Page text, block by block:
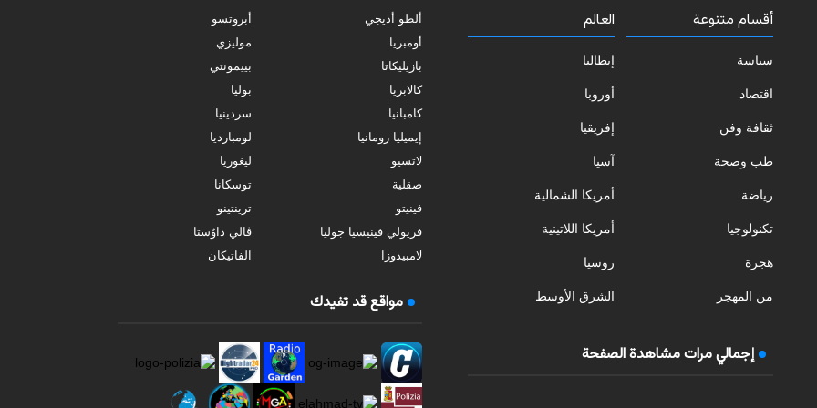
أقسام متنوعة
سياسة
اقتصاد
ثقافة وفن
طب وصحة
رياضة
تكنولوجيا
هجرة
من المهجر
العالم
إيطاليا
أوروبا
إفريقيا
آسيا
أمريكا الشمالية
أمريكا اللاتينية
روسيا
الشرق الأوسط
إجمالي مرات مشاهدة الصفحة
ألطو أديجي
أبروتسو
أومبريا
موليزي
بازيليكاتا
بييمونتي
كالابريا
بوليا
كامبانيا
سردينيا
إيميليا رومانيا
لومبارديا
لاتسيو
ليغوريا
صقلية
توسكانا
فينيتو
ترينتينو
فريولي فينيسيا جوليا
ڤالي داوُستا
لامبيدوزا
الفاتيكان
مواقع قد تفيدك